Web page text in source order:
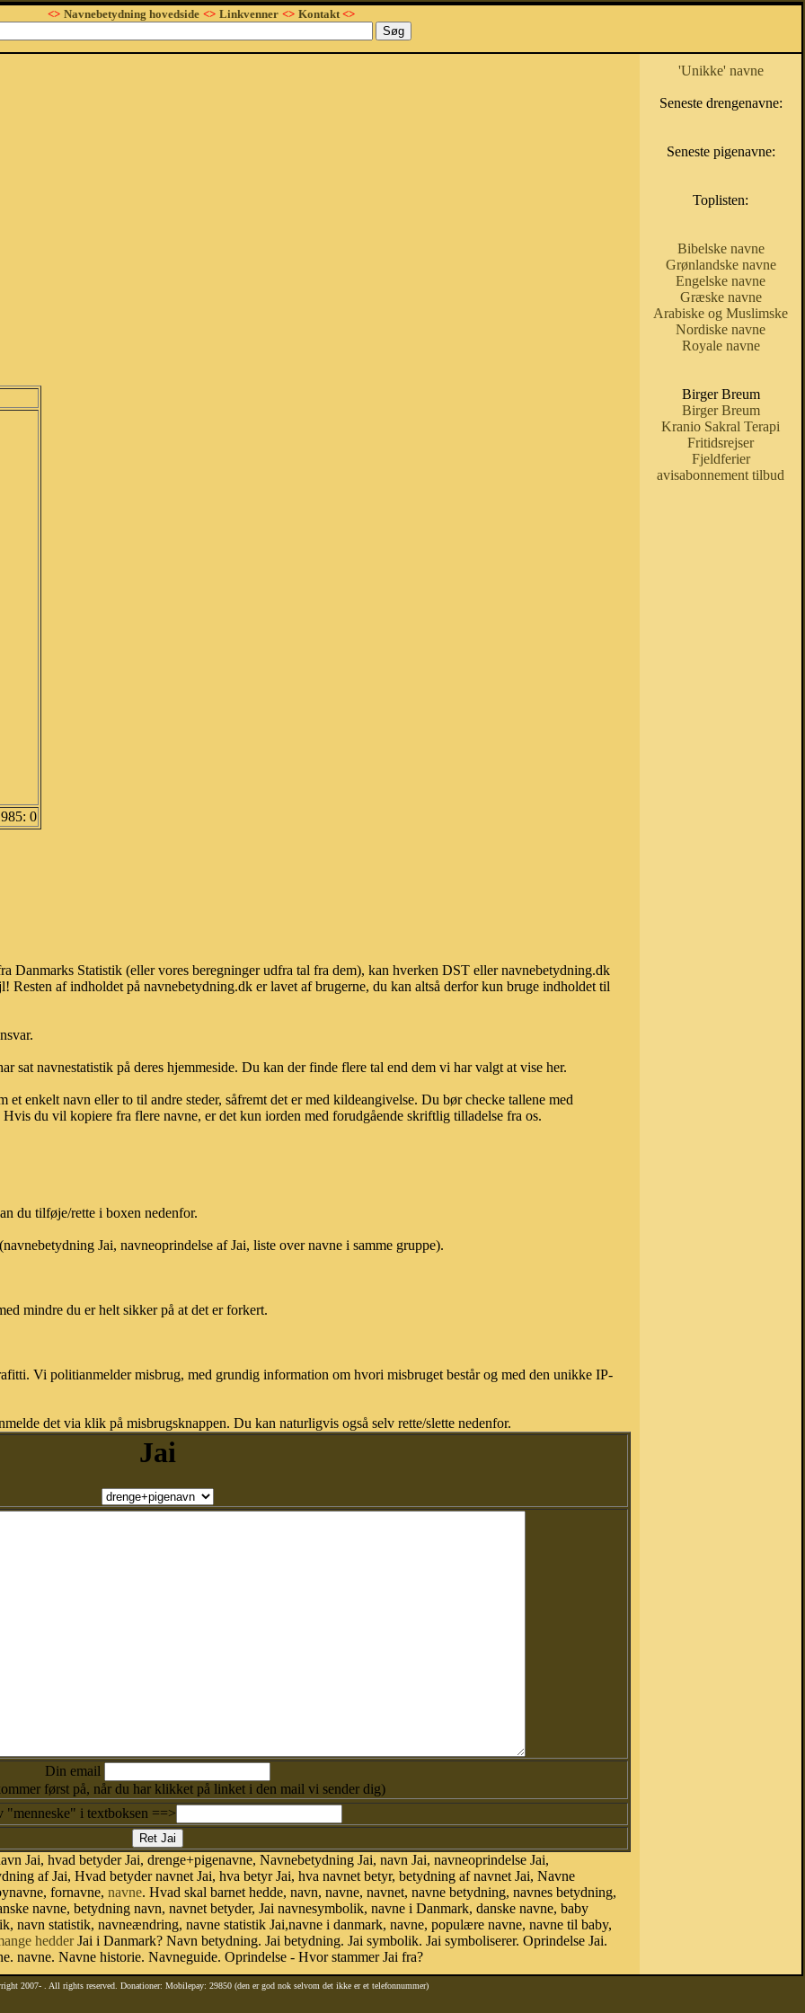
<> Navnebetydning hovedside <> Linkvenner <> Kontakt<>
0
Danmarks Statistik (eller vores beregninger udfra tal fra dem), kan hverken DST eller navnebetydning.dk
af indholdet på navnebetydning.dk er lavet af brugerne, du kan altså derfor kun bruge indholdet til
sat navnestatistik på deres hjemmeside. Du kan der finde flere tal end dem vi har valgt at vise her.
enkelt navn eller to til andre steder, såfremt det er med kildeangivelse. Du bør checke tallene med
du vil kopiere fra flere navne, er det kun iorden med forudgående skriftlig tilladelse fra os.
du tilføje/rette i boxen nedenfor.
Jai, navneoprindelse af Jai, liste over navne i samme gruppe).
mindre du er helt sikker på at det er forkert.
Vi politianmelder misbrug, med grundig information om hvori misbruget består og med den unikke IP-
det via klik på misbrugsknappen. Du kan naturligvis også selv rette/slette nedenfor.
Jai
Din email
først på, når du har klikket på linket i den mail vi sender dig)
"menneske" i textboksen ==>
Jai, hvad betyder Jai, drenge+pigenavne, Navnebetydning Jai, navn Jai, navneoprindelse Jai,
af Jai, Hvad betyder navnet Jai, hva betyr Jai, hva navnet betyr, betydning af navnet Jai, Navne
fornavne, navne. Hvad skal barnet hedde, navn, navne, navnet, navne betydning, navnes betydning,
navne, betydning navn, navnet betyder, Jai navnesymbolik, navne i Danmark, danske navne, baby
navn statistik, navneændring, navne statistik Jai,navne i danmark, navne, populære navne, navne til baby,
hedderJai i Danmark? Navn betydning. Jai betydning. Jai symbolik. Jai symboliserer. Oprindelse Jai.
navne. Navne historie. Navneguide. Oprindelse - Hvor stammer Jai fra?
'Unikke' navne
Seneste drengenavne:
Seneste pigenavne:
Toplisten:
Bibelske navne
Grønlandske navne
Engelske navne
Græske navne
Arabiske og Muslimske
Nordiske navne
Royale navne
Birger Breum
Birger Breum
Kranio Sakral Terapi
Fritidsrejser
Fjeldferier
avisabonnement tilbud
2007- . All rights reserved. Donationer: Mobilepay: 29850 (den er god nok selvom det ikke er et telefonnummer)